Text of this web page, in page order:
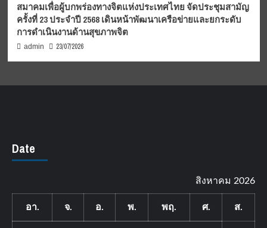
สมาคมเพื่อผู้บกพร่องทางจิตแห่งประเทศไทย จัดประชุมสามัญ
ครั้งที่ 23 ประจำปี 2568 เดินหน้าพัฒนาเครือข่ายและยกระดับ
การดำเนินงานด้านสุขภาพจิต
admin 23/07/2026
Date
สิงหาคม 2026
อา. จ. อ. พ. พฤ. ศ. ส.